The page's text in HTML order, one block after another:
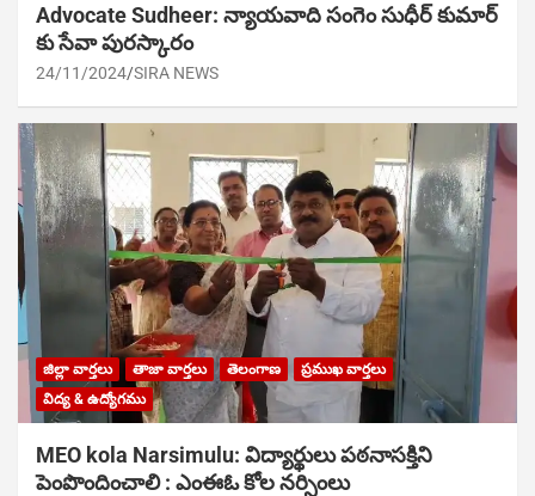
Advocate Sudheer: న్యాయవాది సంగెం సుధీర్ కుమార్
కు సేవా పురస్కారం
24/11/2024 SIRA NEWS
జిల్లా వార్తలు తాజా వార్తలు తెలంగాణ
ప్రముఖ వార్తలు
విద్య & ఉద్యోగము
MEO kola Narsimulu: విద్యార్థులు పఠ‌నాసక్తిని
పెంపొందించాలి : ఎంఈఓ కోల నర్సింలు